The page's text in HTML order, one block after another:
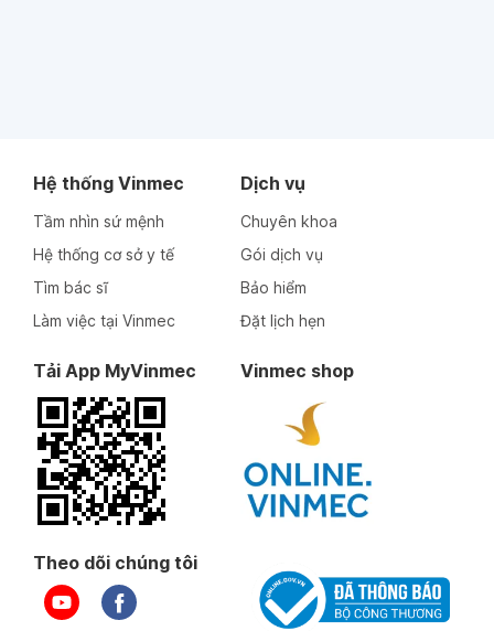
Hệ thống Vinmec
Tầm nhìn sứ mệnh
Hệ thống cơ sở y tế
Tìm bác sĩ
Làm việc tại Vinmec
Dịch vụ
Chuyên khoa
Gói dịch vụ
Bảo hiểm
Đặt lịch hẹn
Tải App MyVinmec Vinmec shop
Theo dõi chúng tôi